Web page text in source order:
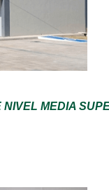
NIVEL MEDIA